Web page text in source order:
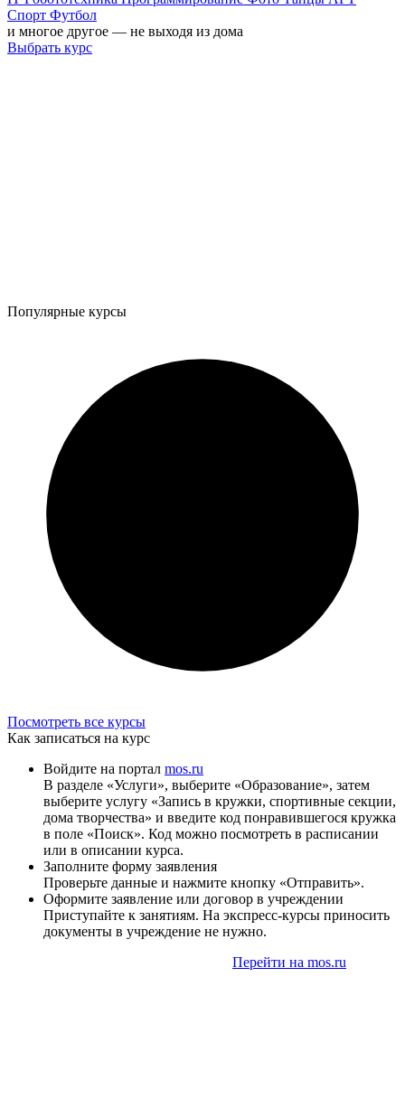
Спорт Футбол
и многое другое — не выходя из дома
Выбрать курс
Популярные курсы
Посмотреть все курсы
Как записаться на курс
Войдите на портал mos.ru
В разделе «Услуги», выберите «Образование», затем
выберите услугу «Запись в кружки, спортивные секции,
дома творчества» и введите код понравившегося кружка
в поле «Поиск». Код можно посмотреть в расписании
или в описании курса.
Заполните форму заявления
Проверьте данные и нажмите кнопку «Отправить».
Оформите заявление или договор в учреждении
Приступайте к занятиям. На экспресс-курсы приносить
документы в учреждение не нужно.
Перейти на mos.ru